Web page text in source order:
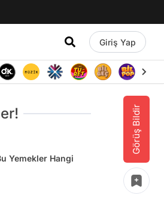
Giriş Yap
Görüş Bildir
Yemekler Hangi